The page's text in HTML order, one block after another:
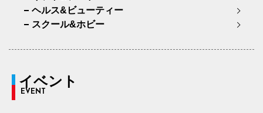
ヘルス&ビューティー
スクール&ホビー
イベント
EVENT